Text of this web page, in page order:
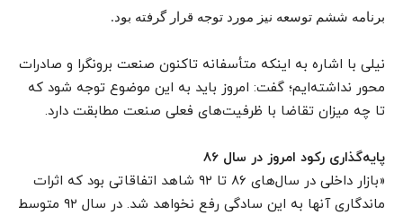
برنامه ششم توسعه نیز مورد توجه قرار گرفته بود.
نیلی با اشاره به اینکه متأسفانه تاکنون صنعت برونگرا و صادرات
محور نداشته‌ایم؛ گفت: امروز باید به این موضوع توجه شود که
تا چه میزان تقاضا با ظرفیت‌های فعلی صنعت مطابقت دارد.
پایه‌گذاری رکود امروز در سال 86
«بازار داخلی در سال‌های ۸۶ تا ۹۲ شاهد اتفاقاتی بود که اثرات
ماندگاری آنها به این سادگی رفع نخواهد شد. در سال ۹۲ متوسط